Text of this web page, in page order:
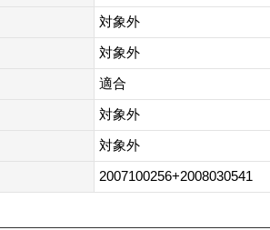
対象外
対象外
適合
対象外
対象外
2007100256+2008030541